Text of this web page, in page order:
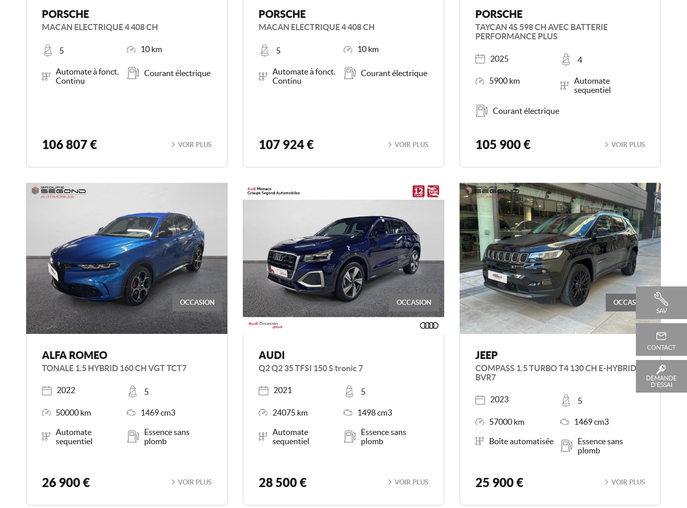
SAV
CONTACT
DEMANDE
D'ESSAI
PORSCHE
MACAN ELECTRIQUE 4 408 CH
Places
5
Kilométrage
10 km
Boîte de vitesse
Automate à fonct.
Continu
Carburant
Courant électrique
106 807 € VOIR PLUS
PORSCHE
MACAN ELECTRIQUE 4 408 CH
Places
5
Kilométrage
10 km
Boîte de vitesse
Automate à fonct.
Continu
Carburant
Courant électrique
107 924 € VOIR PLUS
PORSCHE
TAYCAN 4S 598 CH AVEC BATTERIE
PERFORMANCE PLUS
Année
2025
Places
4
Kilométrage
5900 km
Boîte de vitesse
Automate
sequentiel
Carburant
Courant électrique
105 900 € VOIR PLUS
OCCASION
ALFA ROMEO
TONALE 1.5 HYBRID 160 CH VGT TCT7
Année
2022
Places
5
Kilométrage
50000 km 1469 cm3
Automate
sequentiel
Essence sans
plomb
26 900 € VOIR PLUS
OCCASION
AUDI
Q2 Q2 35 TFSI 150 S tronic 7
Année
2021
Places
5
Kilométrage
24075 km 1498 cm3
Automate
sequentiel
Essence sans
plomb
28 500 € VOIR PLUS
OCCASION
JEEP
COMPASS 1.5 TURBO T4 130 CH E-HYBRID
BVR7
Année
2023
Places
5
Kilométrage
57000 km 1469 cm3
Boîte de vitesse
Boîte automatisée
Essence sans
plomb
25 900 € VOIR PLUS